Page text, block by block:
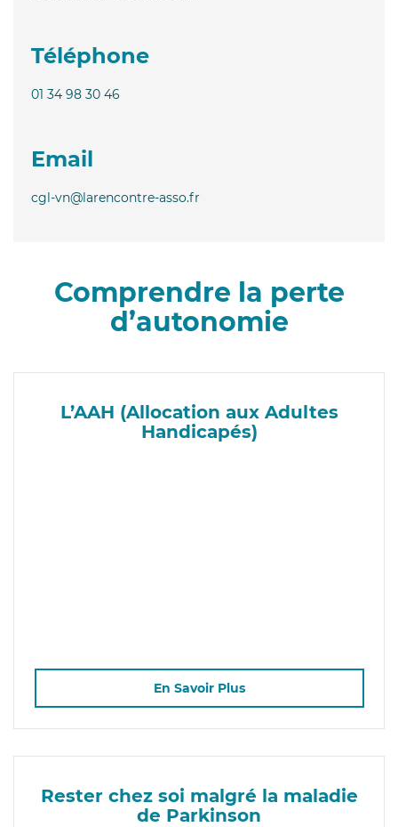
Téléphone
01 34 98 30 46
Email
cgl-vn@larencontre-asso.fr
Comprendre la perte
d’autonomie
L’AAH (Allocation aux Adultes
Handicapés)
En Savoir Plus
Rester chez soi malgré la maladie
de Parkinson